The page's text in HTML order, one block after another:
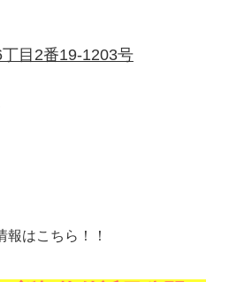
目2番19-1203号
報はこちら！！